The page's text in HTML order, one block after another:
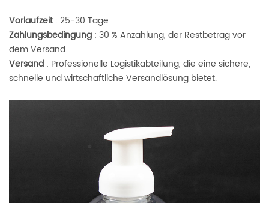
Vorlaufzeit: 25-30 Tage
Zahlungsbedingung : 30 % Anzahlung, der Restbetrag vor
dem Versand.
Versand : Professionelle Logistikabteilung, die eine sichere,
schnelle und wirtschaftliche Versandlösung bietet.